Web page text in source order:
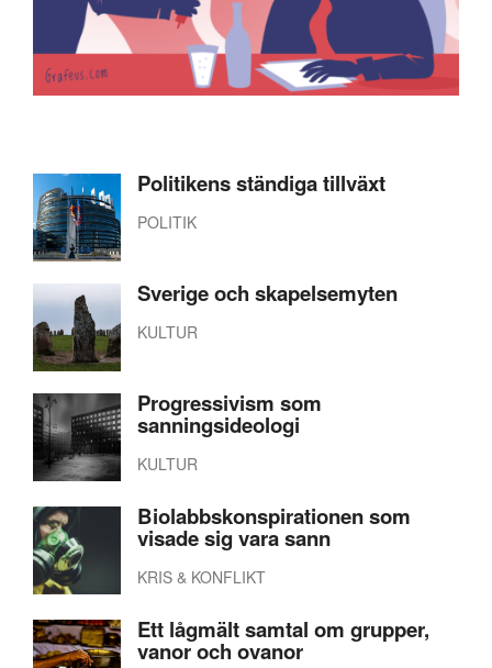
Politikens ständiga tillväxt
POLITIK
Sverige och skapelsemyten
KULTUR
Progressivism som
sanningsideologi
KULTUR
Biolabbskonspirationen som
visade sig vara sann
KRIS & KONFLIKT
Ett lågmält samtal om grupper,
vanor och ovanor